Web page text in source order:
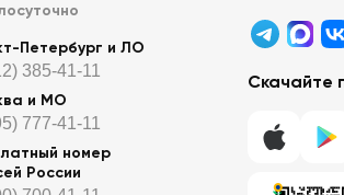
Петербург и ЛО
385-41-11
и МО
777-41-11
номер
России
Скачайте